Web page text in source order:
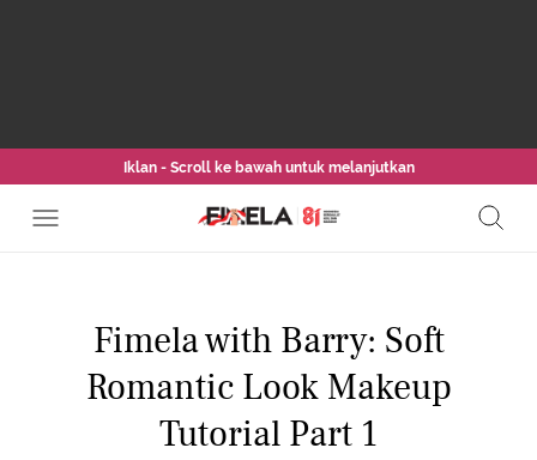
Iklan - Scroll ke bawah untuk melanjutkan
Fimela with Barry: Soft
Romantic Look Makeup
Tutorial Part 1